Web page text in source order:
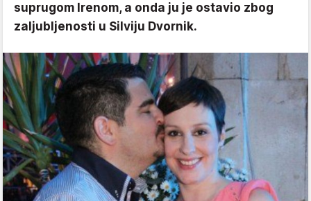
suprugom Irenom, a onda ju je ostavio zbog
zaljubljenosti u Silviju Dvornik.